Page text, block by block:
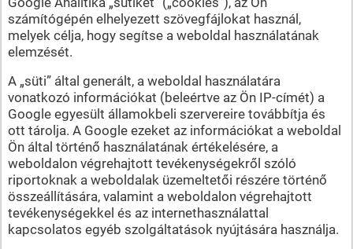
számítógépén elhelyezett szövegfájlokat használ,
melyek célja, hogy segítse a weboldal használatának
elemzését.
A „süti” által generált, a weboldal használatára
vonatkozó információkat (beleértve az Ön IP-címét) a
Google egyesült államokbeli szervereire továbbítja és
ott tárolja. A Google ezeket az információkat a weboldal
Ön által történő használatának értékelésére, a
weboldalon végrehajtott tevékenységekről szóló
riportoknak a weboldalak üzemeltetői részére történő
összeállítására, valamint a weboldalon végrehajtott
tevékenységekkel és az internethasználattal
kapcsolatos egyéb szolgáltatások nyújtására használja.